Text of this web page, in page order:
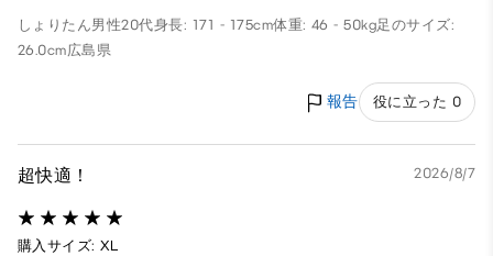
しょりたん男性20代身長: 171 - 175cm体重: 46 - 50kg足のサイズ:
26.0cm広島県
報告 役に立った 0
超快適！ 2026/8/7
購入サイズ: XL